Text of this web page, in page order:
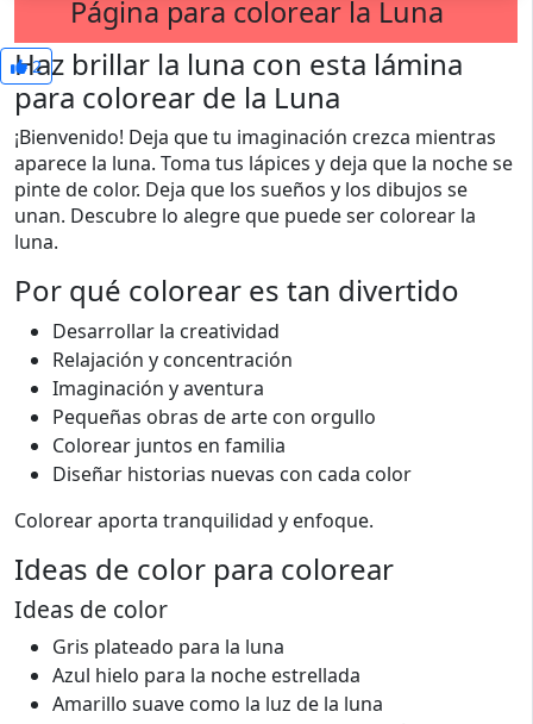
Página para colorear la Luna
2
Haz brillar la luna con esta lámina
para colorear de la Luna
¡Bienvenido! Deja que tu imaginación crezca mientras
aparece la luna. Toma tus lápices y deja que la noche se
pinte de color. Deja que los sueños y los dibujos se
unan. Descubre lo alegre que puede ser colorear la
luna.
Por qué colorear es tan divertido
Desarrollar la creatividad
Relajación y concentración
Imaginación y aventura
Pequeñas obras de arte con orgullo
Colorear juntos en familia
Diseñar historias nuevas con cada color
Colorear aporta tranquilidad y enfoque.
Ideas de color para colorear
Ideas de color
Gris plateado para la luna
Azul hielo para la noche estrellada
Amarillo suave como la luz de la luna